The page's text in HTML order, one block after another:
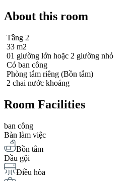
About this room
Tầng 2
33 m2
01 giường lớn hoặc 2 giường nhỏ
Có ban công
Phòng tắm riêng (Bồn tắm)
2 chai nước khoáng
Room Facilities
ban công
Bàn làm việc
Bồn tắm
Dầu gội
Điều hòa